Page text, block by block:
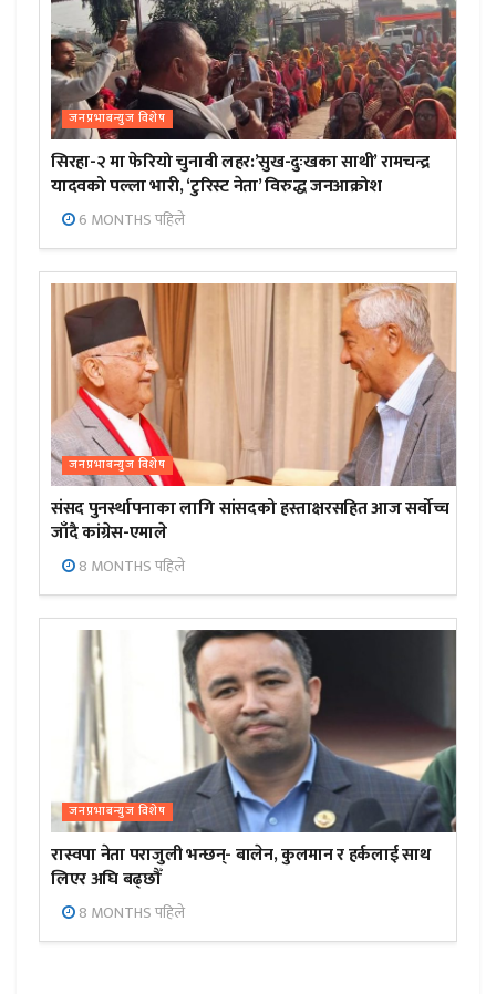
जनप्रभाबन्युज विशेष
सिरहा-२ मा फेरियो चुनावी लहर:’सुख-दुःखका साथी’ रामचन्द्र
यादवको पल्ला भारी, ‘टुरिस्ट नेता’ विरुद्ध जनआक्रोश
6 MONTHS पहिले
जनप्रभाबन्युज विशेष
संसद पुनर्स्थापनाका लागि सांसदको हस्ताक्षरसहित आज सर्वोच्च
जाँदै कांग्रेस-एमाले
8 MONTHS पहिले
जनप्रभाबन्युज विशेष
रास्वपा नेता पराजुली भन्छन्- बालेन, कुलमान र हर्कलाई साथ
लिएर अघि बढ्छौँ
8 MONTHS पहिले